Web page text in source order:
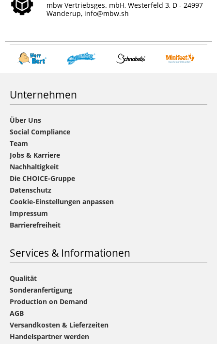
mbw Vertriebsges. mbH, Westerfeld 3, D - 24997
Wanderup, info@mbw.sh
Unternehmen
Über Uns
Social Compliance
Team
Jobs & Karriere
Nachhaltigkeit
Die CHOICE-Gruppe
Datenschutz
Cookie-Einstellungen anpassen
Impressum
Barrierefreiheit
Services & Informationen
Qualität
Sonderanfertigung
Production on Demand
AGB
Versandkosten & Lieferzeiten
Handelspartner werden